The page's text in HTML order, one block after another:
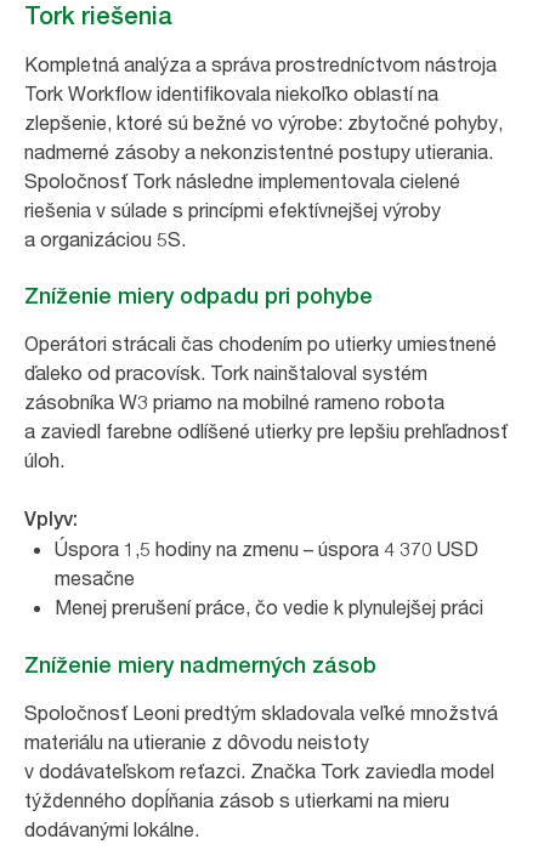
Tork riešenia
Kompletná analýza a správa prostredníctvom nástroja
Tork Workflow identifikovala niekoľko oblastí na
zlepšenie, ktoré sú bežné vo výrobe: zbytočné pohyby,
nadmerné zásoby a nekonzistentné postupy utierania.
Spoločnosť Tork následne implementovala cielené
riešenia v súlade s princípmi efektívnejšej výroby
a organizáciou 5S.
Zníženie miery odpadu pri pohybe
Operátori strácali čas chodením po utierky umiestnené
ďaleko od pracovísk. Tork nainštaloval systém
zásobníka W3 priamo na mobilné rameno robota
a zaviedl farebne odlíšené utierky pre lepšiu prehľadnosť
úloh.
Vplyv:
Úspora 1,5 hodiny na zmenu – úspora 4 370 USD
mesačne
Menej prerušení práce, čo vedie k plynulejšej práci
Zníženie miery nadmerných zásob
Spoločnosť Leoni predtým skladovala veľké množstvá
materiálu na utieranie z dôvodu neistoty
v dodávateľskom reťazci. Značka Tork zaviedla model
týždenného dopĺňania zásob s utierkami na mieru
dodávanými lokálne.